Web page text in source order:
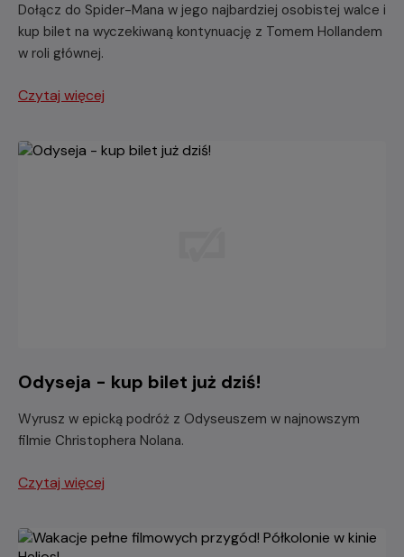
Dołącz do Spider-Mana w jego najbardziej osobistej walce i
kup bilet na wyczekiwaną kontynuację z Tomem Hollandem
w roli głównej.
Czytaj więcej
Odyseja - kup bilet już dziś!
Wyrusz w epicką podróż z Odyseuszem w najnowszym
filmie Christophera Nolana.
Czytaj więcej